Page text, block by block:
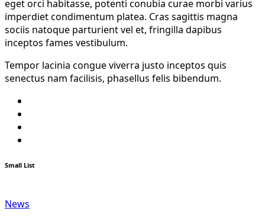
eget orci habitasse, potenti conubia curae morbi varius
imperdiet condimentum platea. Cras sagittis magna
sociis natoque parturient vel et, fringilla dapibus
inceptos fames vestibulum.
Tempor lacinia congue viverra justo inceptos quis
senectus nam facilisis, phasellus felis bibendum.
Small List
News